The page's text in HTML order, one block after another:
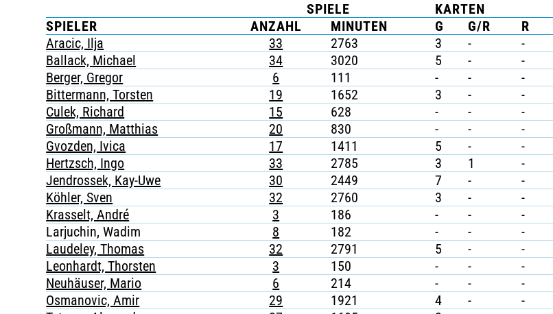
SPIELE KARTEN
SPIELER
ANZAHL MINUTEN G G/R R
Aracic, Ilja
33 2763 3 - -
Ballack, Michael
34 3020 5 - -
Berger, Gregor
6 111 - - -
Bittermann, Torsten
19 1652 3 - -
Culek, Richard
15 628 - - -
Großmann, Matthias
20 830 - - -
Gvozden, Ivica
17 1411 5 - -
Hertzsch, Ingo
33 2785 3 1 -
Jendrossek, Kay-Uwe
30 2449 7 - -
Köhler, Sven
32 2760 3 - -
Krasselt, André
3 186 - - -
Larjuchin, Wadim
8 182 - - -
Laudeley, Thomas
32 2791 5 - -
Leonhardt, Thorsten
3 150 - - -
Neuhäuser, Mario
6 214 - - -
Osmanovic, Amir
29 1921 4 - -